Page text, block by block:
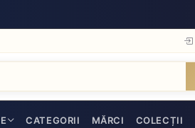
CATEGORII MĂRCI COLECȚII